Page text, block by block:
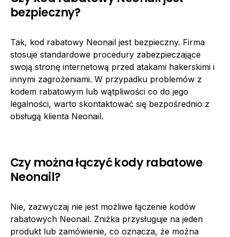
bezpieczny?
Tak, kod rabatowy Neonail jest bezpieczny. Firma
stosuje standardowe procedury zabezpieczające
swoją stronę internetową przed atakami hakerskimi i
innymi zagrożeniami. W przypadku problemów z
kodem rabatowym lub wątpliwości co do jego
legalności, warto skontaktować się bezpośrednio z
obsługą klienta Neonail.
Czy można łączyć kody rabatowe
Neonail?
Nie, zazwyczaj nie jest możliwe łączenie kodów
rabatowych Neonail. Zniżka przysługuje na jeden
produkt lub zamówienie, co oznacza, że można